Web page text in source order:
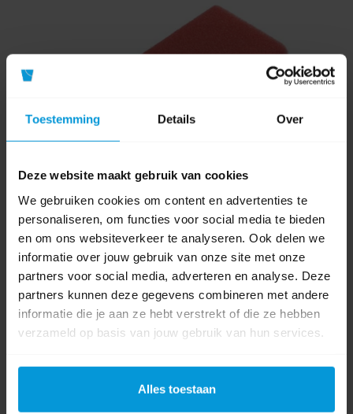
Toestemming Details Over
Deze website maakt gebruik van cookies
We gebruiken cookies om content en advertenties te
personaliseren, om functies voor social media te bieden
en om ons websiteverkeer te analyseren. Ook delen we
informatie over jouw gebruik van onze site met onze
partners voor social media, adverteren en analyse. Deze
partners kunnen deze gegevens combineren met andere
informatie die je aan ze hebt verstrekt of die ze hebben
verzameld op basis van jouw gebruik van hun services.
Alles toestaan
Avodesch Gripspons Rood/Wit 10 stuks
Artikelnummer:20214725